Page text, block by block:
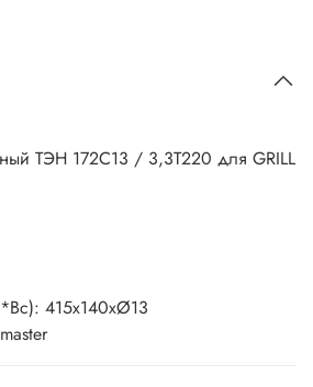
ТЭН 172С13 / 3,3Т220 для GRILL
415х140хØ13